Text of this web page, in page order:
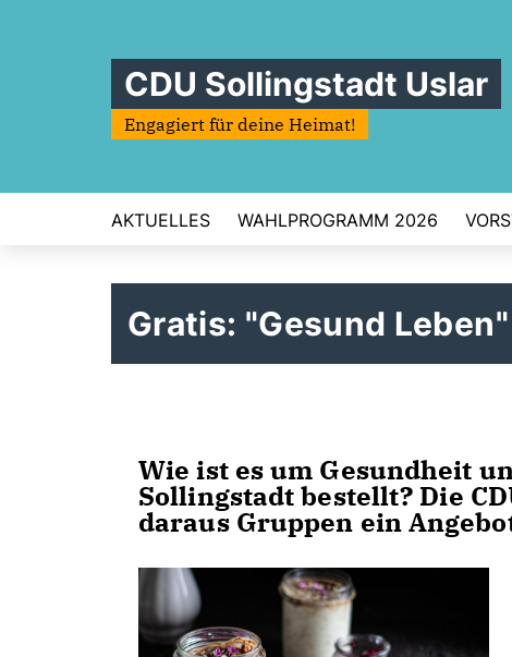
CDU Sollingstadt Uslar
Engagiert für deine Heimat!
AKTUELLES WAHLPROGRAMM 2026
Gratis: "Gesund Leben"
Wie ist es um Gesundheit
Sollingstadt bestellt? Die
daraus Gruppen ein